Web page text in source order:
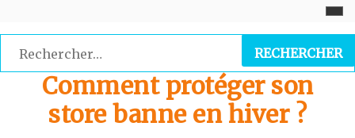
content
Rechercher :
Comment protéger son
store banne en hiver ?